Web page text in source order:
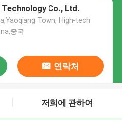
Co., Ltd.
Town, High-tech
중국
연락처
저희에 관하여